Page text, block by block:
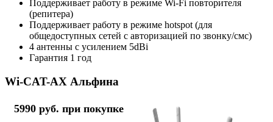
Поддерживает работу в режиме Wi-Fi повторителя
(репитера)
Поддерживает работу в режиме hotspot (для
общедоступных сетей с авторизацией по звонку/смс)
4 антенны с усилением 5dBi
Гарантия 1 год
Wi-CAT-AX Альфина
5990 руб. при покупке